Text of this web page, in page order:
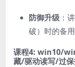
防御升级 ：
破）时的备
课程4: win10/
藏/驱动读写/过保